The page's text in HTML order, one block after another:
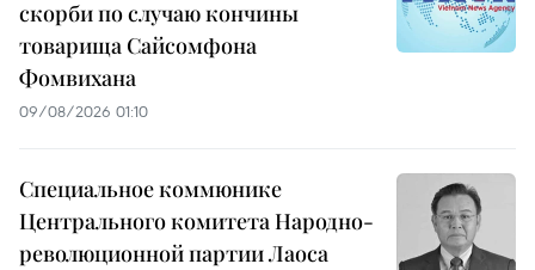
скорби по случаю кончины
товарища Сайсомфона
Фомвихана
09/08/2026 01:10
Специальное коммюнике
Центрального комитета Народно-
революционной партии Лаоса